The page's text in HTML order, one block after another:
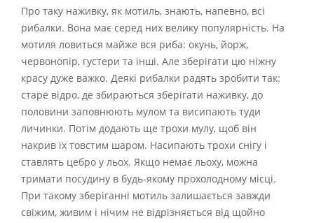
Про таку наживку, як мотиль, знають, напевно, всі
рибалки. Вона має серед них велику популярність. На
мотиля ловиться майже вся риба: окунь, йорж,
червонопір, густери та інші. Але зберігати цю ніжну
красу дуже важко. Деякі рибалки радять зробити так:
старе відро, де збираються зберігати наживку, до
половини заповнюють мулом та висипають туди
личинки. Потім додають ще трохи мулу, щоб він
накрив їх товстим шаром. Насипають трохи снігу і
ставлять цебро у льох. Якщо немає льоху, можна
тримати посудину в будь-якому прохолодному місці.
При такому зберіганні мотиль залишається завжди
свіжим, живим і нічим не відрізняється від щойно